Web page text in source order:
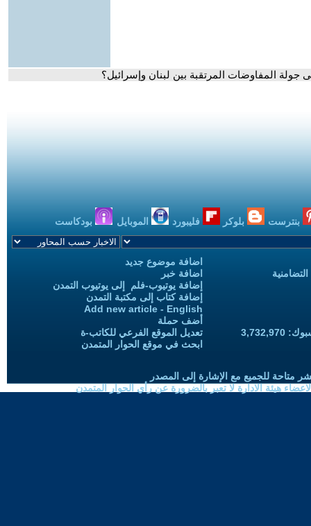
المفاوضات المرتقبة بين لبنان وإسرائيل؟
بنترست بلوكر فليبورد الموبايل بودكاست
اضافة موضوع جديد
اضافة خبر
إضافة يوتيوب-فلم إلى يوتيوب التمدن
إضافة كتاب إلى مكتبة التمدن
Add new article - English
أضف حملة
تعديل الموقع الفرعي للكاتب-ة
ابحث في موقع الحوار المتمدن
متاحة للجميع مع الإشارة إلى المصدر
هيئة الادارة لا تعبر بالضرورة عن رأي الحوار المتمدن